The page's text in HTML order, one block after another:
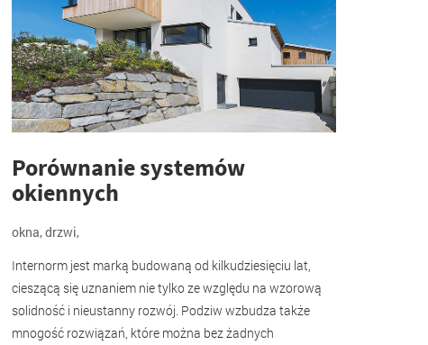
Porównanie systemów
okiennych
okna,drzwi,
Internorm jest marką budowaną od kilkudziesięciu lat,
cieszącą się uznaniem nie tylko ze względu na wzorową
solidność i nieustanny rozwój. Podziw wzbudza także
mnogość rozwiązań, które można bez żadnych